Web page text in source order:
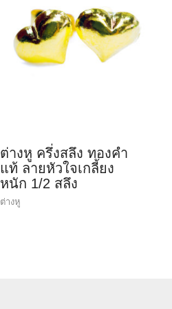
ต่างหู ครึ่งสลึง ทองคำ
แท้ ลายหัวใจเกลี้ยง
หนัก 1/2 สลึง
ต่างหู